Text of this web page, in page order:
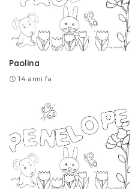
Paolina
14 anni fa